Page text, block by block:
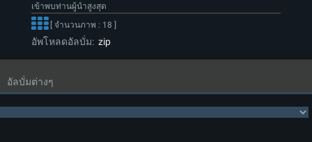
เข้าพบท่านผู้นำสูงสุด
[ จำนวนภาพ : 18 ]
อัพโหลดอัลบั่ม: zip
อัลบั่มต่างๆ